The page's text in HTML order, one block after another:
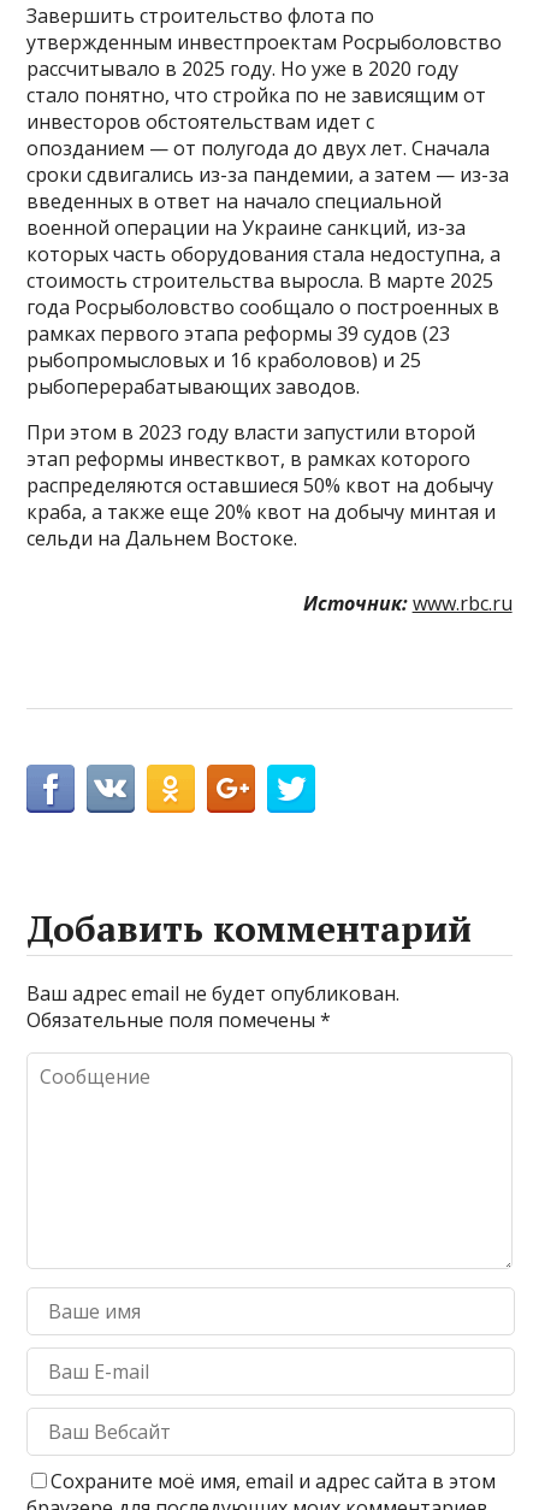
Завершить строительство флота по
утвержденным инвестпроектам Росрыболовство
рассчитывало в 2025 году. Но уже в 2020 году
стало понятно, что стройка по не зависящим от
инвесторов обстоятельствам идет с
опозданием — от полугода до двух лет. Сначала
сроки сдвигались из-за пандемии, а затем — из-за
введенных в ответ на начало специальной
военной операции на Украине санкций, из-за
которых часть оборудования стала недоступна, а
стоимость строительства выросла. В марте 2025
года Росрыболовство сообщало о построенных в
рамках первого этапа реформы 39 судов (23
рыбопромысловых и 16 краболовов) и 25
рыбоперерабатывающих заводов.
При этом в 2023 году власти запустили второй
этап реформы инвестквот, в рамках которого
распределяются оставшиеся 50% квот на добычу
краба, а также еще 20% квот на добычу минтая и
сельди на Дальнем Востоке.
Источник: www.rbc.ru
Добавить комментарий
Ваш адрес email не будет опубликован.
Обязательные поля помечены*
Сохраните моё имя, email и адрес сайта в этом